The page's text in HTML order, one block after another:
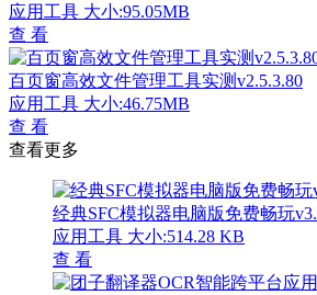
应用工具 大小:95.05MB
查 看
百页窗高效文件管理工具实测v2.5.3.80
应用工具 大小:46.75MB
查 看
查看更多
经典SFC模拟器电脑版免费畅玩
应用工具 大小:514.28 KB
查 看